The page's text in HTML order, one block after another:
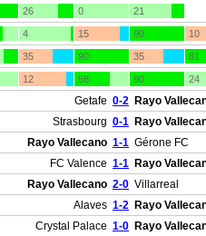
26 0 21
4 15 90 10
35 90 35 81
12 58 90 24
Getafe 0-2 Rayo
Strasbourg 0-1 Rayo
Rayo Vallecano 1-1 Gérone FC
FC Valence 1-1 Rayo
Rayo Vallecano 2-0 Villarreal
Alaves 1-2 Rayo
Crystal Palace 1-0 Rayo